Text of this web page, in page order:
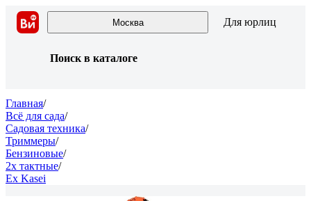
Москва Для юрлиц
Поиск в каталоге
Главная/
Всё для сада/
Садовая техника/
Триммеры/
Бензиновые/
2х тактные/
Ex Kasei